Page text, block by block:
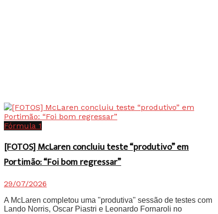
Fórmula 1
[FOTOS] McLaren concluiu teste “produtivo” em
Portimão: “Foi bom regressar”
29/07/2026
A McLaren completou uma "produtiva" sessão de testes com
Lando Norris, Oscar Piastri e Leonardo Fornaroli no